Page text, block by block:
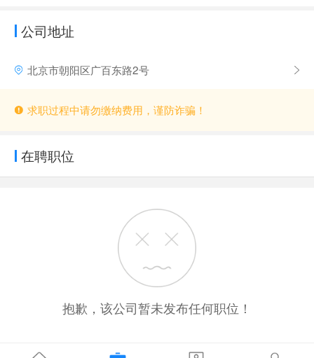
公司地址
北京市朝阳区广百东路2号
求职过程中请勿缴纳费用，谨防诈骗！
在聘职位
抱歉，该公司暂未发布任何职位！